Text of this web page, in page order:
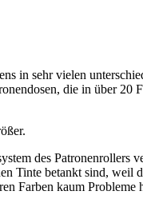
in sehr vielen
die in über 20
des Patronenrollers
Tinte betankt sind, weil
Farben kaum Probleme